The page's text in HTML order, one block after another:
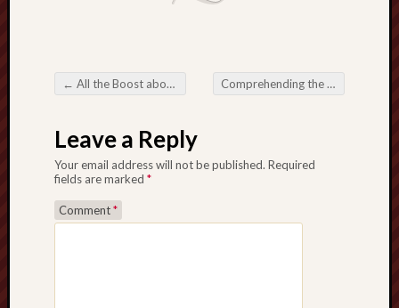
Post navigation
← All the Boost about Harum4d Slot Via the internet Night-life Comprehending the particular Function and also Significance of hbowin website link alternatif inside Electronic digital Accessibility
Leave a Reply
Your email address will not be published. Required
fields are marked *
Comment*